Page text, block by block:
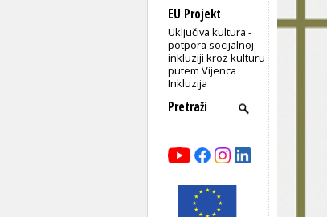
EU Projekt
Uključiva kultura -
potpora socijalnoj
inkluziji kroz kulturu
putem Vijenca
Inkluzija